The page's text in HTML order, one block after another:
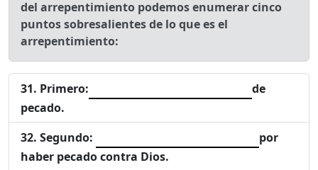
del arrepentimiento podemos enumerar cinco
puntos sobresalientes de lo que es el
arrepentimiento:
Primero:
de
pecado.
Segundo:
por
haber pecado contra Dios.